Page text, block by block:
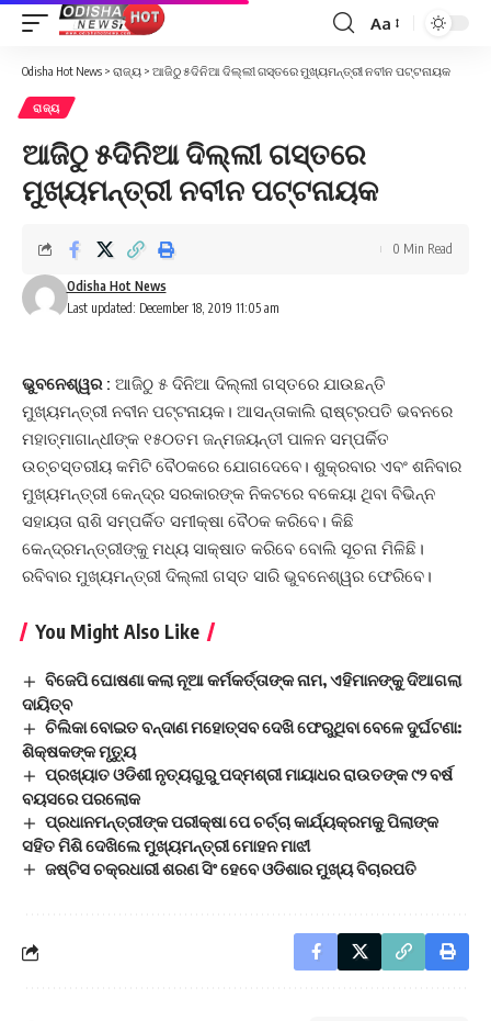
Font
Resizer
Aa
Odisha Hot News > ରାଜ୍ୟ > ଆଜିଠୁ ୫ଦିନିଆ ଦିଲ୍ଲୀ ଗସ୍ତରେ ମୁଖ୍ୟମନ୍ତ୍ରୀ ନବୀନ ପଟ୍ଟନାୟକ
ରାଜ୍ୟ
ଆଜିଠୁ ୫ଦିନିଆ ଦିଲ୍ଲୀ ଗସ୍ତରେ
ମୁଖ୍ୟମନ୍ତ୍ରୀ ନବୀନ ପଟ୍ଟନାୟକ
Last updated: December 18, 2019 11:05 am
Odisha Hot News
0 Min Read
ଭୁବନେଶ୍ୱର : ଆଜିଠୁ ୫ ଦିନିଆ ଦିଲ୍ଲୀ ଗସ୍ତରେ ଯାଉଛନ୍ତି
ମୁଖ୍ୟମନ୍ତ୍ରୀ ନବୀନ ପଟ୍ଟନାୟକ। ଆସନ୍ତାକାଲି ରାଷ୍ଟ୍ରପତି ଭବନରେ
ମହାତ୍ମାଗାନ୍ଧୀଙ୍କ ୧୫୦ତମ ଜନ୍ମଜୟନ୍ତୀ ପାଳନ ସମ୍ପର୍କିତ
ଉଚ୍ଚସ୍ତରୀୟ କମିଟି ବୈଠକରେ ଯୋଗଦେବେ। ଶୁକ୍ରବାର ଏବଂ ଶନିବାର
ମୁଖ୍ୟମନ୍ତ୍ରୀ କେନ୍ଦ୍ର ସରକାରଙ୍କ ନିକଟରେ ବକେୟା ଥିବା ବିଭିନ୍ନ
ସହାୟତା ରାଶି ସମ୍ପର୍କିତ ସମୀକ୍ଷା ବୈଠକ କରିବେ। କିଛି
କେନ୍ଦ୍ରମନ୍ତ୍ରୀଙ୍କୁ ମଧ୍ୟ ସାକ୍ଷାତ କରିବେ ବୋଲି ସୂଚନା ମିଳିଛି।
ରବିବାର ମୁଖ୍ୟମନ୍ତ୍ରୀ ଦିଲ୍ଲୀ ଗସ୍ତ ସାରି ଭୁବନେଶ୍ୱର ଫେରିବେ।
You Might Also Like
ବିଜେପି ଘୋଷଣା କଲା ନୂଆ କର୍ମକର୍ତ୍ତାଙ୍କ ନାମ, ଏହିମାନଙ୍କୁ ଦିଆଗଲା
ଦାୟିତ୍ବ
ଚିଲିକା ବୋଇତ ବନ୍ଦାଣ ମହୋତ୍ସବ ଦେଖି ଫେରୁଥିବା ବେଳେ ଦୁର୍ଘଟଣା:
ଶିକ୍ଷକଙ୍କ ମୃତ୍ୟୁ
ପ୍ରଖ୍ୟାତ ଓଡିଶୀ ନୃତ୍ୟଗୁରୁ ପଦ୍ମଶ୍ରୀ ମାୟାଧର ରାଉତଙ୍କ ୯୨ ବର୍ଷ
ବୟସରେ ପରଲୋକ
ପ୍ରଧାନମନ୍ତ୍ରୀଙ୍କ ପରୀକ୍ଷା ପେ ଚର୍ଚ୍ଚା କାର୍ଯ୍ୟକ୍ରମକୁ ପିଲାଙ୍କ
ସହିତ ମିଶି ଦେଖିଲେ ମୁଖ୍ୟମନ୍ତ୍ରୀ ମୋହନ ମାଝୀ
ଜଷ୍ଟିସ ଚକ୍ରଧାରୀ ଶରଣ ସିଂ ହେବେ ଓଡିଶାର ମୁଖ୍ୟ ବିଚାରପତି